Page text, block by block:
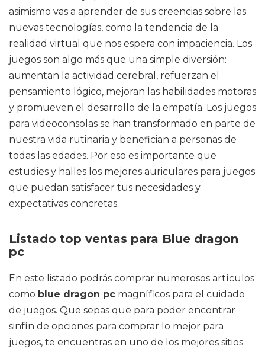
asimismo vas a aprender de sus creencias sobre las
nuevas tecnologías, como la tendencia de la
realidad virtual que nos espera con impaciencia. Los
juegos son algo más que una simple diversión:
aumentan la actividad cerebral, refuerzan el
pensamiento lógico, mejoran las habilidades motoras
y promueven el desarrollo de la empatía. Los juegos
para videoconsolas se han transformado en parte de
nuestra vida rutinaria y benefician a personas de
todas las edades. Por eso es importante que
estudies y halles los mejores auriculares para juegos
que puedan satisfacer tus necesidades y
expectativas concretas.
Listado top ventas para Blue dragon
pc
En este listado podrás comprar numerosos artículos
como blue dragon pc magníficos para el cuidado
de juegos. Que sepas que para poder encontrar
sinfín de opciones para comprar lo mejor para
juegos, te encuentras en uno de los mejores sitios